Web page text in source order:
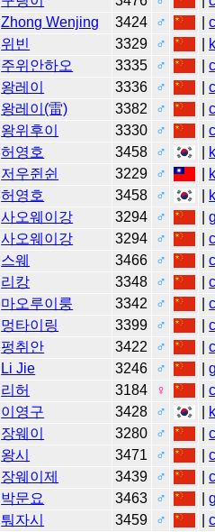
Zhong Wenjing 3424 ♂ |
위빈 3329 ♂
주위안하오 3335 ♂ |
왕레이 3336 ♂ |
왕레이(雷) 3382 ♂ |
왕위후이 3330 ♂ |
허영호 3458 ♂
저우쥔쉰 3229 ♂
허영호 3458 ♂
사오웨이강 3294 ♂ |
사오웨이강 3294 ♂ |
스웨 3466 ♂ |
리캉 3348 ♂ |
마오루이룽 3342 ♂ |
멍타이링 3399 ♂ |
펑취안 3422 ♂ |
Li Jie 3246 ♂ |
리허 3184 ♀ |
이영구 3428 ♂
장웨이 3280 ♂ |
왕시 3471 ♂ |
장웨이제 3439 ♂ |
박문요 3463 ♂ |
퉈자시 3459 ♂ |